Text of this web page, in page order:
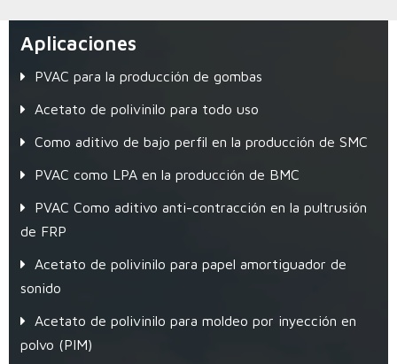
Aplicaciones
PVAC para la producción de gombas
Acetato de polivinilo para todo uso
Como aditivo de bajo perfil en la producción de SMC
PVAC como LPA en la producción de BMC
PVAC Como aditivo anti-contracción en la pultrusión
de FRP
Acetato de polivinilo para papel amortiguador de
sonido
Acetato de polivinilo para moldeo por inyección en
polvo (PIM)